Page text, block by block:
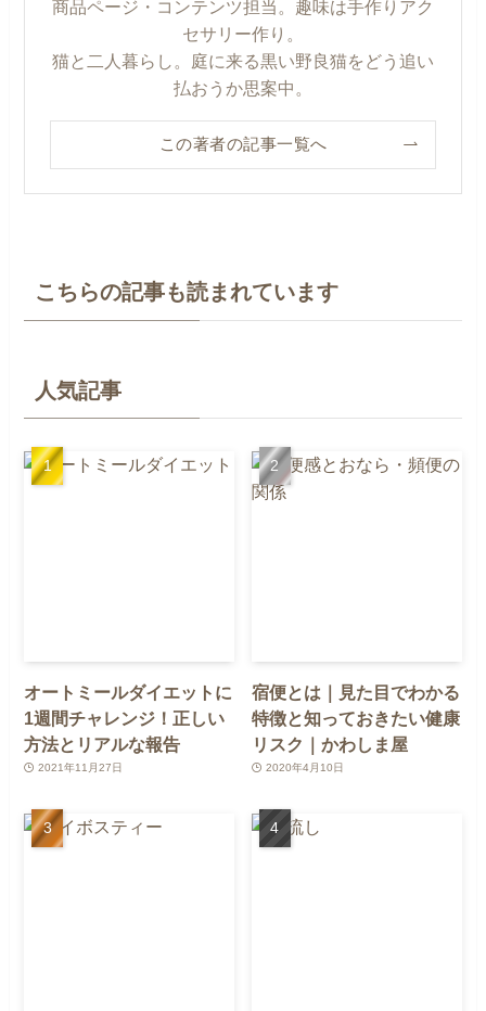
商品ページ・コンテンツ担当。趣味は手作りアク
セサリー作り。
猫と二人暮らし。庭に来る黒い野良猫をどう追い
払おうか思案中。
この著者の記事一覧へ
こちらの記事も読まれています
人気記事
オートミールダイエットに
1週間チャレンジ！正しい
方法とリアルな報告
2021年11月27日
宿便とは｜見た目でわかる
特徴と知っておきたい健康
リスク｜かわしま屋
2020年4月10日